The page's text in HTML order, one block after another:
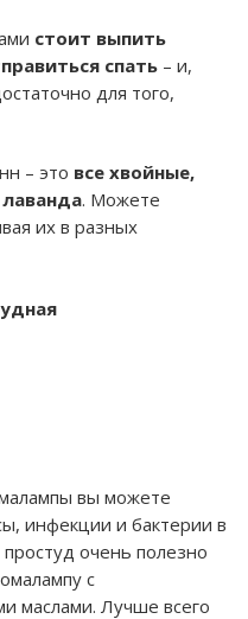
стоит выпить
спать – и,
для того,
– это все хвойные,
. Можете
их в разных
вы можете
инфекции и бактерии в
очень полезно
с
маслами. Лучше всего